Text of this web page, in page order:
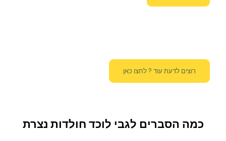
רוצים לדעת עוד ? לחצו כאן
כמה הסברים לגבי לוכד חולדות נצרת